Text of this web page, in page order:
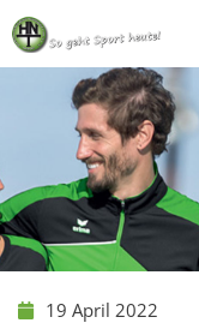
Skip
to
content
19 April 2022